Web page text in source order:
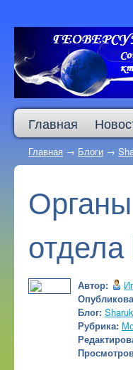
Главная
Главная → Блоги →
Автор:
Блог:
Рубрика: